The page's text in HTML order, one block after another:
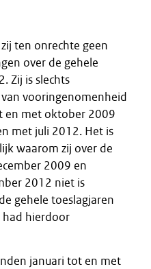
ten onrechte geen
over de gehele
Zij is slechts
vooringenomenheid
en met oktober 2009
met juli 2012. Het is
waarom zij over de
2009 en
2012 niet is
gehele toeslagjaren
hierdoor
januari tot en met